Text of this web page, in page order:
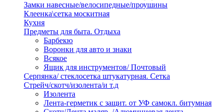
Замки навесные/велосипедные/проушины
Клеенка\сетка москитная
Кухня
Предметы для быта. Отдыха
Барбекю
Воронки для авто и знаки
Всякое
Ящик для инструментов/ Почтовый
Серпянка/ стеклосетка штукатурная. Сетка
Стрейч/скотч/изолента/и т.д
Изолента
Лента-герметик с защит. от УФ самокл. битумная